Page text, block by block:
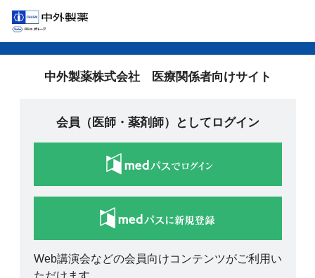
中外製薬株式会社 医療関係者向けサイト
会員（医師・薬剤師）としてログイン
Web講演会などの会員向けコンテンツがご利用い
ただけます。